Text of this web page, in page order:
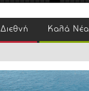
Διεθνή Καλά Νέα